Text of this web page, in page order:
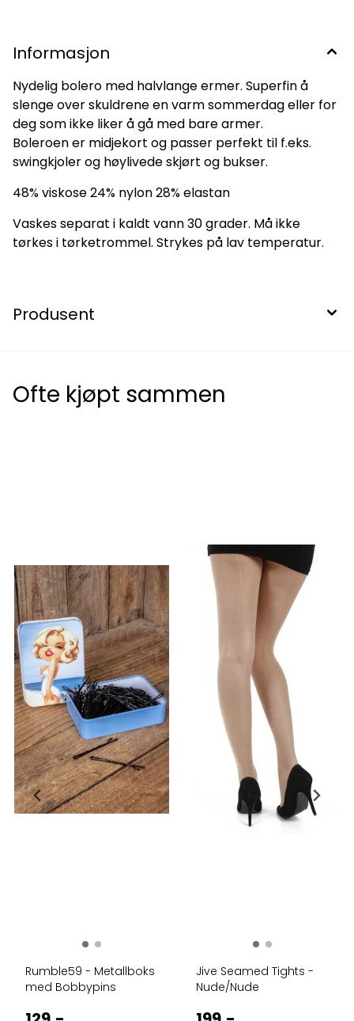
Informasjon
Nydelig bolero med halvlange ermer. Superfin å
slenge over skuldrene en varm sommerdag eller for
deg som ikke liker å gå med bare armer.
Boleroen er midjekort og passer perfekt til f.eks.
swingkjoler og høylivede skjørt og bukser.
48% viskose 24% nylon 28% elastan
Vaskes separat i kaldt vann 30 grader. Må ikke
tørkes i tørketrommel. Strykes på lav temperatur.
Produsent
Ofte kjøpt sammen
Rumble59 - Metallboks
med Bobbypins
Jive Seamed Tights -
Nude/Nude